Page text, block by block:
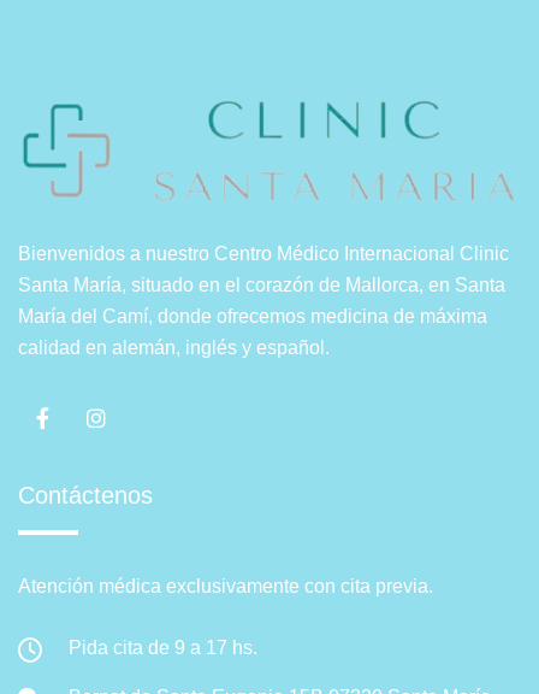
Bienvenidos a nuestro Centro Médico Internacional Clinic
Santa María, situado en el corazón de Mallorca, en Santa
María del Camí, donde ofrecemos medicina de máxima
calidad en alemán, inglés y español.
Contáctenos
Atención médica exclusivamente con cita previa.
Pida cita de 9 a 17 hs.